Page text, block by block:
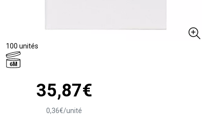
100 unités
6M
35,87€
0,36€/unité